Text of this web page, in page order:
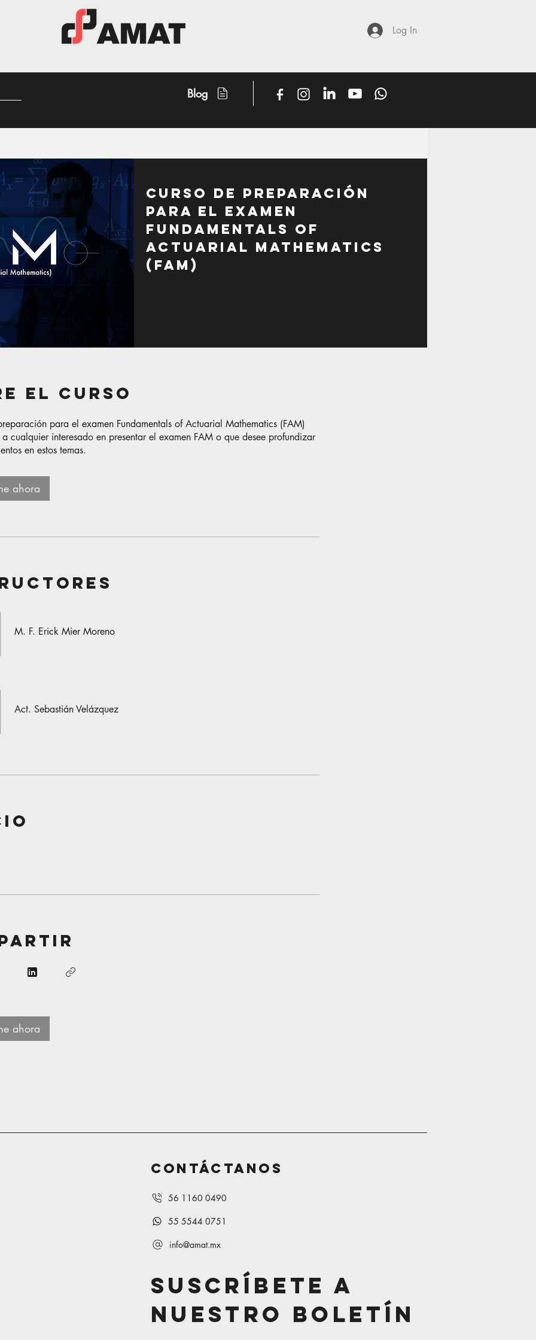
Log In
Blog
Curso de preparación
para el examen
Fundamentals of
Actuarial Mathematics
(FAM)
el curso
para el examen Fundamentals of Actuarial Mathematics (FAM)
cualquier interesado en presentar el examen FAM o que desee profundizar
en estos temas.
ahora
M. F. Erick Mier Moreno
Act. Sebastián Velázquez
ahora
Contáctanos
56 1160 0490
55 5544 0751
info@amat.mx
Suscríbete a
Nuestro Boletín